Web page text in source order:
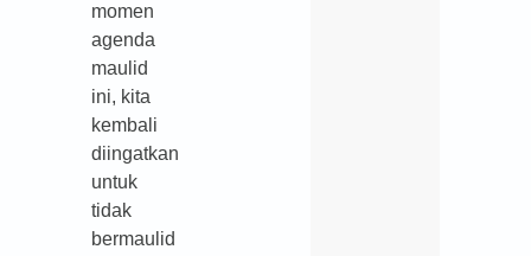
momen
agenda
maulid
ini, kita
kembali
diingatkan
untuk
tidak
bermaulid